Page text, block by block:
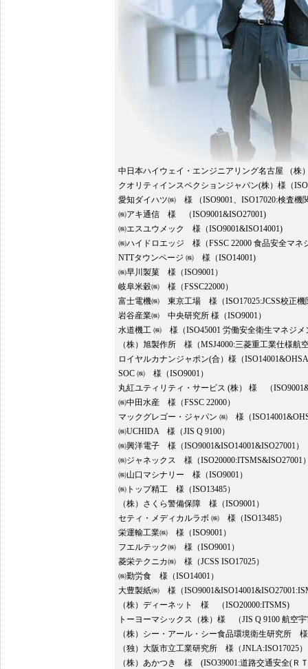
中日本ハイウェイ・エンジニアリング名古屋 （
クオリティインスペクションジャパン(株）様（
愛知ダイハツ㈱ 様 （ISO9001、ISO17020:検査機
㈱アキ通信 様 （ISO9001&ISO27001)
㈱エスユウメック 様（ISO9001&ISO14001)
㈱ハイドロエッジ 様（FSSC 22000 食品安全マネ
NTTタウンページ ㈱ 様（ISO14001)
㈱早川製菓 様（ISO9001）
岐阜米穀㈱ 様（FSSC22000）
富士電機㈱ 東京工場 様（ISO17025:JCSS校正機
岩谷産業㈱ 中央研究所 様（ISO9001）
水道機工 ㈱ 様（ISO45001 労働安全衛生マネジメ
（株）旭製作所 様（MSJ4000:三菱重工業仕様航
ロイヤルカナンジャポン(合）様（
SOC ㈱ 様（ISO9001）
丸紅ユティリティ・サービス (株） 様 （
㈱中田水産 様（FSSC 22000）
マックグレゴー・ジャパン ㈱ 様（
㈱UCHIDA 様（JIS Q 9100）
㈱興洋電子 様（ISO9001&ISO14001&ISO27001）
㈱ジャネックス 様（ISO20000:ITSMS&ISO27001
㈱山口マシナリー 様（ISO9001）
㈱トップ精工 様（ISO13485）
（株）さくら警備保障 様（ISO9001）
セティ・メディカルラボ ㈱ 様（ISO13485）
栄運輸工業㈱ 様（ISO9001）
フエルテック㈱ 様（ISO9001）
菱栄テクニカ㈱ 様（JCSS ISO17025）
㈱勤労食 様（ISO14001）
大豊製紙㈱ 様（
（株）ディーネット 様 （ISO20000:ITSMS)
トーヨーマシックス（株）様 （JIS Q 9100 航空
（株）シー・アール・シー食品環境衛生研究所
（独）大阪市立工業研究所 様（JNLA:ISO17025）
（株）あかつき 様 (ISO39001:道路交通安全(Ｒ